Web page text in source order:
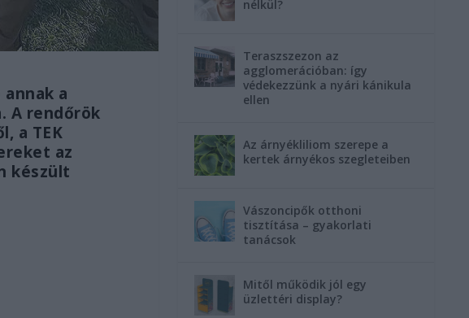
a
A rendőrök
a TEK
az
készült
nélkül?
Teraszszezon az
agglomerációban: így
védekezzünk a nyári kánikula
ellen
Az árnyékliliom szerepe a
kertek árnyékos szegleteiben
Vászoncipők otthoni
tisztítása – gyakorlati
tanácsok
Mitől működik jól egy
üzlettéri display?